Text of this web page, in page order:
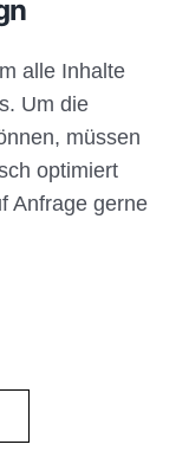
alle Inhalte
Um die
müssen
optimiert
Anfrage gerne